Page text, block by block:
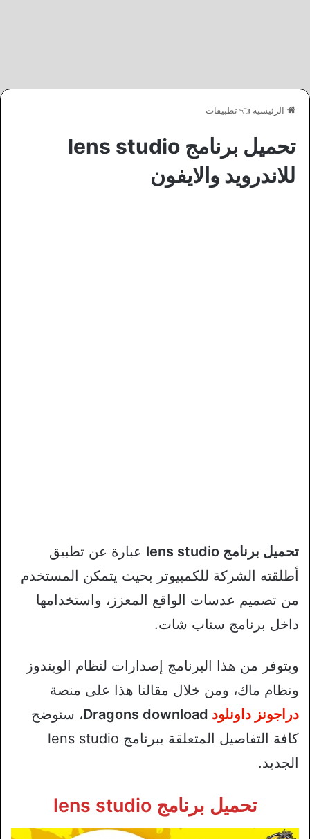
الرئيسية 👈تطبيقات
تحميل برنامج lens studio
للاندرويد والايفون
تحميل برنامج lens studio
عبارة عن تطبيق
أطلقته الشركة للكمبيوتر بحيث يتمكن المستخدم
من تصميم عدسات الواقع المعزز، واستخدامها
داخل برنامج سناب شات.
ويتوفر من هذا البرنامج إصدارات لنظام الويندوز
ونظام ماك، ومن خلال مقالنا هذا على منصة
دراجونز داونلود
، سنوضح
كافة التفاصيل المتعلقة ببرنامج lens studio
الجديد.
تحميل برنامج lens studio